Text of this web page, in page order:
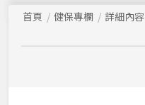
首頁 健保專欄 詳細內容